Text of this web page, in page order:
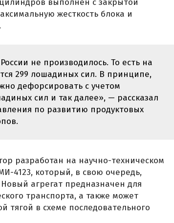
выполнен с закрытой
жесткость блока и
не производилось. То есть на
299 лошадиных сил. В принципе,
дефорсировать с учетом
сил и так далее», — рассказал
по развитию продуктовых
разработан на научно-техническом
4123, который, в свою очередь,
агрегат предназначен для
транспорта, а также может
тягой в схеме последовательного